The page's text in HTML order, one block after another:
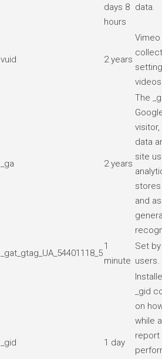
days 8
hours
data.
vuid 2 years
_ga 2 years
The
data
site
and
_gat_gtag_UA_54401118_5
1
minute
Set
users.
_gid 1 day
_gid
on
while
report